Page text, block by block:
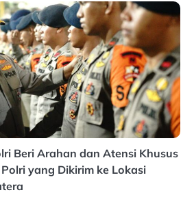
Beri Arahan dan Atensi Khusus
yang Dikirim ke Lokasi